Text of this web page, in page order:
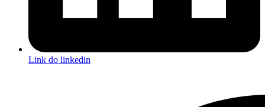
Link do linkedin